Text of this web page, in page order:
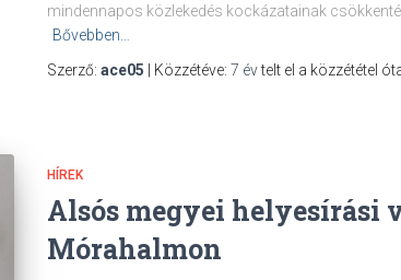
mindennapos közlekedés kockázatainak
Bővebben…
Szerző: ace05 | Közzétéve: 7 évtelt el a közzététel
HÍREK
Alsós megyei helyesírási
Mórahalmon